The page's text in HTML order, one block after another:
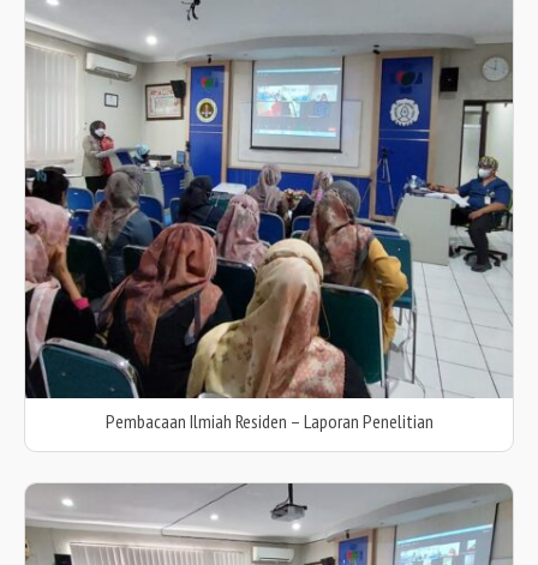
Pembacaan Ilmiah Residen – Laporan Penelitian